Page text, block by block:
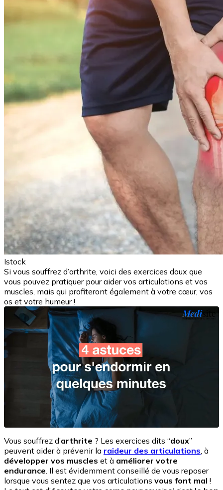
Istock
Si vous souffrez d’arthrite, voici des exercices doux que
vous pouvez pratiquer pour aider vos articulations et vos
muscles, mais qui profiteront également à votre cœur, vos
os et votre humeur !
Vous souffrez d’arthrite ? Les exercices dits “doux”
peuvent aider à prévenir la raideur des articulations, à
développer vos muscles et à améliorer votre
endurance. Il est évidemment conseillé de vous reposer
lorsque vous sentez que vos articulations vous font mal !